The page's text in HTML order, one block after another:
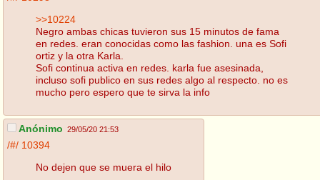
>>10224
Negro ambas chicas tuvieron sus 15 minutos de fama
en redes. eran conocidas como las fashion. una es Sofi
ortiz y la otra Karla.
Sofi continua activa en redes. karla fue asesinada,
incluso sofi publico en sus redes algo al respecto. no es
mucho pero espero que te sirva la info
Anónimo 29/05/20 21:53
/#/ 10394
No dejen que se muera el hilo